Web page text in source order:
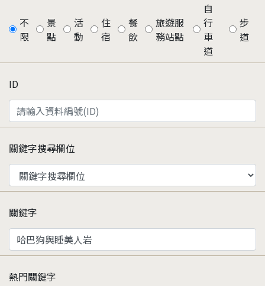
不
限
景
點
活
動
住
宿
餐
飲
旅遊服
務站點
自
行
車
道
步
道
ID
關鍵字搜尋欄位
關鍵字
熱門關鍵字